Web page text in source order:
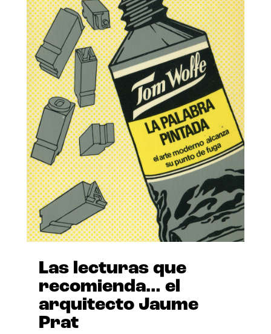
Las lecturas que
recomienda… el
arquitecto Jaume
Prat